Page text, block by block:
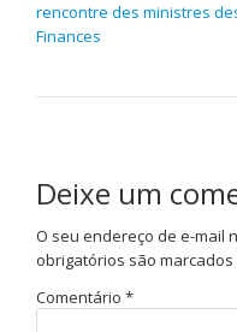
rencontre des ministres
Finances
Deixe um
O seu endereço de e-mail
obrigatórios são marcados
Comentário *